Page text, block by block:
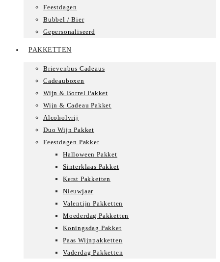
Feestdagen
Bubbel / Bier
Gepersonaliseerd
PAKKETTEN
Brievenbus Cadeaus
Cadeauboxen
Wijn & Borrel Pakket
Wijn & Cadeau Pakket
Alcoholvrij
Duo Wijn Pakket
Feestdagen Pakket
Halloween Pakket
Sinterklaas Pakket
Kerst Pakketten
Nieuwjaar
Valentijn Pakketten
Moederdag Pakketten
Koningsdag Pakket
Paas Wijnpakketten
Vaderdag Pakketten